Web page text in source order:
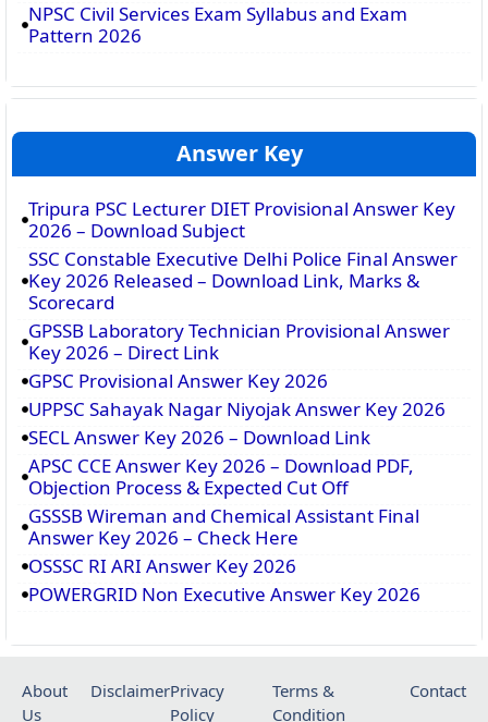
NPSC Civil Services Exam Syllabus and Exam
Pattern 2026
Answer Key
Tripura PSC Lecturer DIET Provisional Answer Key
2026 – Download Subject
SSC Constable Executive Delhi Police Final Answer
Key 2026 Released – Download Link, Marks &
Scorecard
GPSSB Laboratory Technician Provisional Answer
Key 2026 – Direct Link
GPSC Provisional Answer Key 2026
UPPSC Sahayak Nagar Niyojak Answer Key 2026
SECL Answer Key 2026 – Download Link
APSC CCE Answer Key 2026 – Download PDF,
Objection Process & Expected Cut Off
GSSSB Wireman and Chemical Assistant Final
Answer Key 2026 – Check Here
OSSSC RI ARI Answer Key 2026
POWERGRID Non Executive Answer Key 2026
About
Us
DisclaimerPrivacy
Policy
Terms &
Condition
Contact